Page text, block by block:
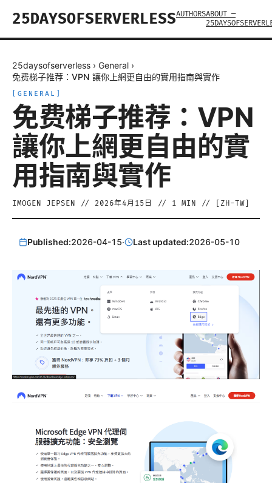
25DAYSOFSERVERLESSAUTHORSABOUT —
25daysofserverless › General ›
免费梯子推荐：VPN 讓你上網更自由的實用指南與實作
GENERAL
免费梯子推荐：VPN
讓你上網更自由的實
用指南與實作
IMOGEN JEPSEN // 2026年4月15日 // 1 MIN // [ ZH-TW
Published:2026-04-15· Last updated:2026-05-10